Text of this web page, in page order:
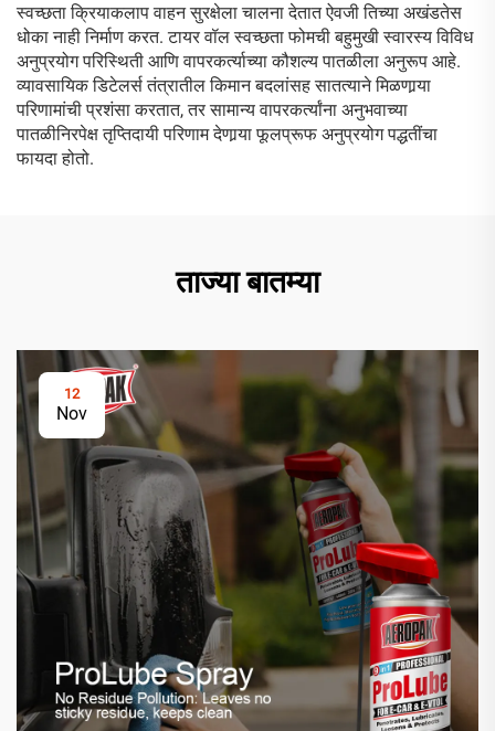
स्वच्छता क्रियाकलाप वाहन सुरक्षेला चालना देतात ऐवजी तिच्या अखंडतेस
धोका नाही निर्माण करत. टायर वॉल स्वच्छता फोमची बहुमुखी स्वारस्य विविध
अनुप्रयोग परिस्थिती आणि वापरकर्त्याच्या कौशल्य पातळीला अनुरूप आहे.
व्यावसायिक डिटेलर्स तंत्रातील किमान बदलांसह सातत्याने मिळणार्‍या
परिणामांची प्रशंसा करतात, तर सामान्य वापरकर्त्यांना अनुभवाच्या
पातळीनिरपेक्ष तृप्तिदायी परिणाम देणार्‍या फूलप्रूफ अनुप्रयोग पद्धतींचा
फायदा होतो.
ताज्या बातम्या
12
Nov